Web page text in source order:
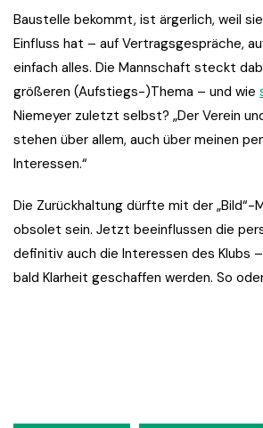
Baustelle bekommt, ist ärgerlich, weil
Einfluss hat – auf Vertragsgespräche,
einfach alles. Die Mannschaft steckt
größeren (Aufstiegs-)Thema – und wie
Niemeyer zuletzt selbst? „Der Verein
stehen über allem, auch über meinen
Interessen.“
Die Zurückhaltung dürfte mit der „Bild“-
obsolet sein. Jetzt beeinflussen die
definitiv auch die Interessen des Klubs
bald Klarheit geschaffen werden. So